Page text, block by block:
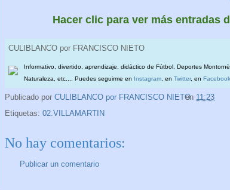
Hacer clic para ver más entradas
CULIBLANCO por FRANCISCO NIETO
Informativo, divertido, aprendizaje, didáctico de Fútbol, Deportes
Naturaleza, etc.... Puedes seguirme en
Instagram, en Twitter, en Facebook
Publicado por CULIBLANCO por FRANCISCO NIETO
en 11:23
Etiquetas: 02.VILLAMARTIN
No hay comentarios:
Publicar un comentario